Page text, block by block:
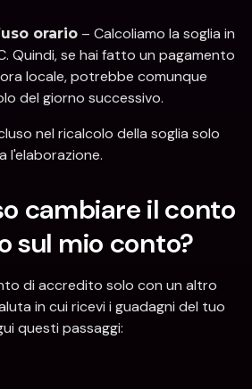
orario – Calcoliamo la soglia in
Quindi, se hai fatto un pagamento
locale, potrebbe comunque
del giorno successivo.
nel ricalcolo della soglia solo
l'elaborazione.
cambiare il conto
sul mio conto?
di accredito solo con un altro
in cui ricevi i guadagni del tuo
questi passaggi: